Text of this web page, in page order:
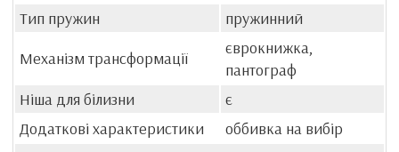
Тип пружин
пружинний
Механізм трансформації
єврокнижка,
пантограф
Ніша для білизни
є
Додаткові характеристики
оббивка на вибір